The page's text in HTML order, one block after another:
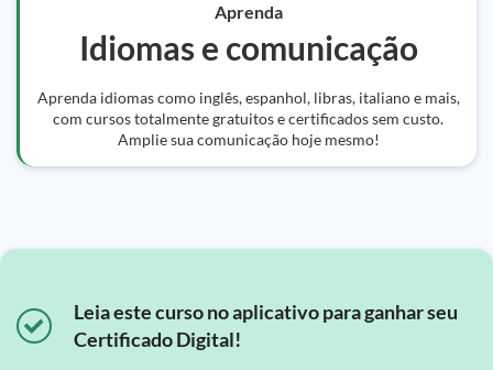
Aprenda
Idiomas e comunicação
Aprenda idiomas como inglês, espanhol, libras, italiano e mais,
com cursos totalmente gratuitos e certificados sem custo.
Amplie sua comunicação hoje mesmo!
Leia este curso no aplicativo para ganhar seu
Certificado Digital!